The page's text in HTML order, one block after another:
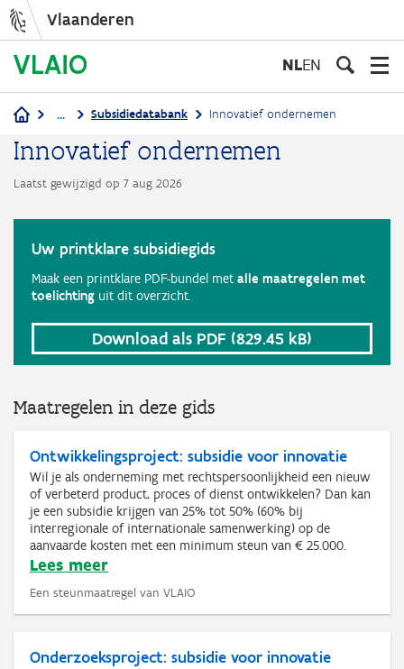
gaan
Vlaanderen
NLEN
Kruimelpad
... Subsidiedatabank Innovatief ondernemen
Innovatief ondernemen
Laatst gewijzigd op 7 aug 2026
Uw printklare subsidiegids
Maak een printklare PDF-bundel metalle maatregelen met
toelichting uit dit overzicht.
Download als PDF (829.45 kB)
Maatregelen in deze gids
Ontwikkelingsproject: subsidie voor innovatie
Wil je als onderneming met rechtspersoonlijkheid een nieuw
of verbeterd product, proces of dienst ontwikkelen? Dan kan
je een subsidie krijgen van 25% tot 50% (60% bij
interregionale of internationale samenwerking) op de
aanvaarde kosten met een minimum steun van € 25.000.
Lees meer
Een steunmaatregel van VLAIO
Onderzoeksproject: subsidie voor innovatie